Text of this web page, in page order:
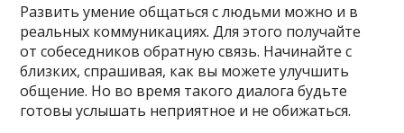
Развить умение общаться с людьми можно и в
реальных коммуникациях. Для этого получайте
от собеседников обратную связь. Начинайте с
близких, спрашивая, как вы можете улучшить
общение. Но во время такого диалога будьте
готовы услышать неприятное и не обижаться.